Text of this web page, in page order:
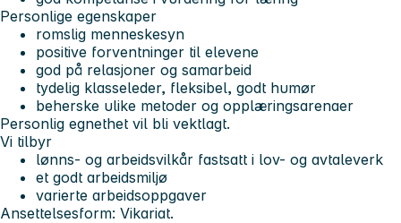
Personlige egenskaper
romslig menneskesyn
positive forventninger til elevene
god på relasjoner og samarbeid
tydelig klasseleder, fleksibel, godt humør
beherske ulike metoder og opplæringsarenaer
Personlig egnethet vil bli vektlagt.
Vi tilbyr
lønns- og arbeidsvilkår fastsatt i lov- og avtaleverk
et godt arbeidsmiljø
varierte arbeidsoppgaver
Ansettelsesform: Vikariat.